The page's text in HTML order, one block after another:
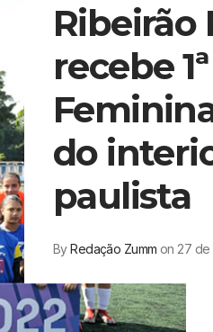
Ribeirão
recebe
do
paulista
ByRedação Zumm on 27 de